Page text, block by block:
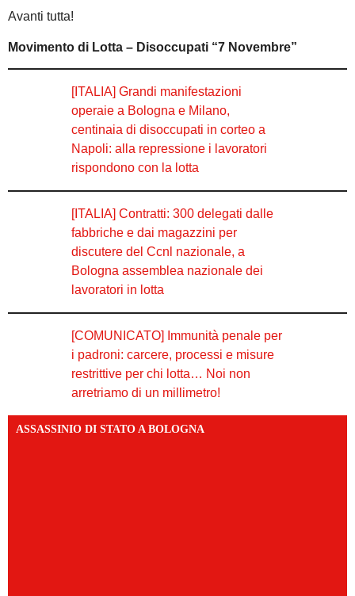
Avanti tutta!
Movimento di Lotta – Disoccupati “7 Novembre”
[ITALIA] Grandi manifestazioni
operaie a Bologna e Milano,
centinaia di disoccupati in corteo a
Napoli: alla repressione i lavoratori
rispondono con la lotta
[ITALIA] Contratti: 300 delegati dalle
fabbriche e dai magazzini per
discutere del Ccnl nazionale, a
Bologna assemblea nazionale dei
lavoratori in lotta
[COMUNICATO] Immunità penale per
i padroni: carcere, processi e misure
restrittive per chi lotta… Noi non
arretriamo di un millimetro!
ASSASSINIO DI STATO A BOLOGNA